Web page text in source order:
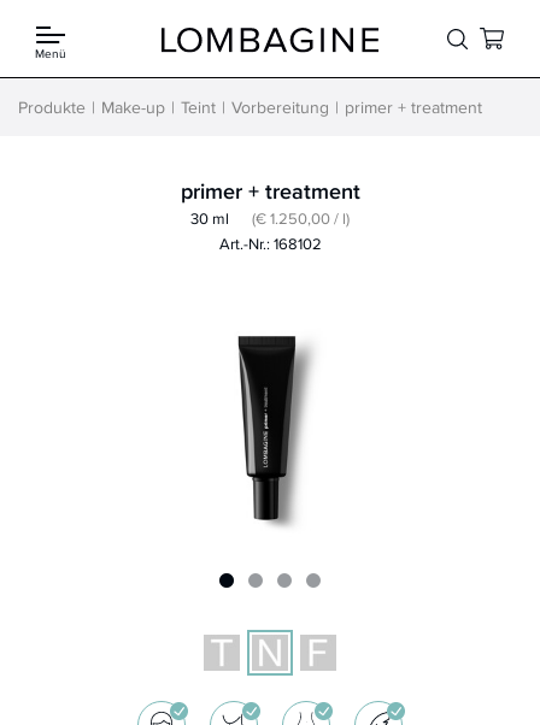
Menü
Produkte Make-up Teint Vorbereitung primer + treatment
primer + treatment
30 ml
(€ 1.250,00 / l)
Art.-Nr.: 168102